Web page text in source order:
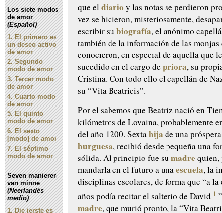
Los siete modos
de amor
(Español)
1.El primero es
un deseo activo
de amor
2.Segundo
modo de amor
3.Tercer modo
de amor
4.Cuarto modo
de amor
5.El quinto
modo de amor
6.El sexto
[modo] de amor
7.El séptimo
modo de amor
Seven manieren
van minne
(Neerlandés
medio)
1.Die ierste es
que eldiario y las notas se perdieron
vez se hicieron, misteriosamente,
escribir subiografía, el anónimo
también de la información de las monjas
conocieron, en especial de aquella que
sucedido en el cargo depriora, su
Cristina. Con todo ello el capellán de
su “Vita Beatricis”.
Por el sabemos que Beatriz nació en
kilómetros de Lovaina, probablemente
del año 1200. Sextahija de una
burguesa, recibió desde pequeña una
sólida. Al principio fue sumadre quien,
mandarla en el futuro a unaescuela, la
disciplinas escolares, de forma que “a la
años podía recitar el salterio de David 1
madre, que murió pronto, la “Vita